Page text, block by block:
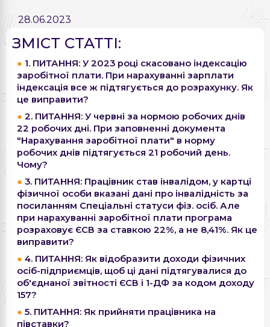
28.06.2023
ЗМІСТ СТАТТІ:
1. ПИТАННЯ: У 2023 році скасовано індексацію
заробітної плати. При нарахуванні зарплати
індексація все ж підтягується до розрахунку. Як
це виправити?
2. ПИТАННЯ: У червні за нормою робочих днів
22 робочих дні. При заповненні документа
"Нарахування заробітної плати" в норму
робочих днів підтягується 21 робочий день.
Чому?
3. ПИТАННЯ: Працівник став інвалідом, у картці
фізичної особи вказані дані про інвалідність за
посиланням Спеціальні статуси фіз. осіб. Але
при нарахуванні заробітної плати програма
розраховує ЄСВ за ставкою 22%, а не 8,41%. Як це
виправити?
4. ПИТАННЯ: Як відобразити доходи фізичних
осіб-підприємців, щоб ці дані підтягувалися до
об'єднаної звітності ЄСВ і 1-ДФ за кодом доходу
157?
5. ПИТАННЯ: Як прийняти працівника на
півставки?